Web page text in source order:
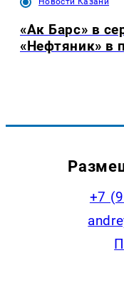
«Ак Барс» в
«Нефтяник» в
+7